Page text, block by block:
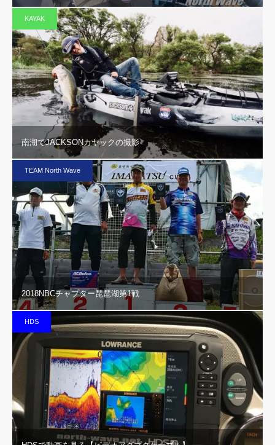
KAYAK
南湖でJACKSONカヤックの撮影
TEAM North Wave
2018NBCチャプター琵琶湖第1戦
HDS